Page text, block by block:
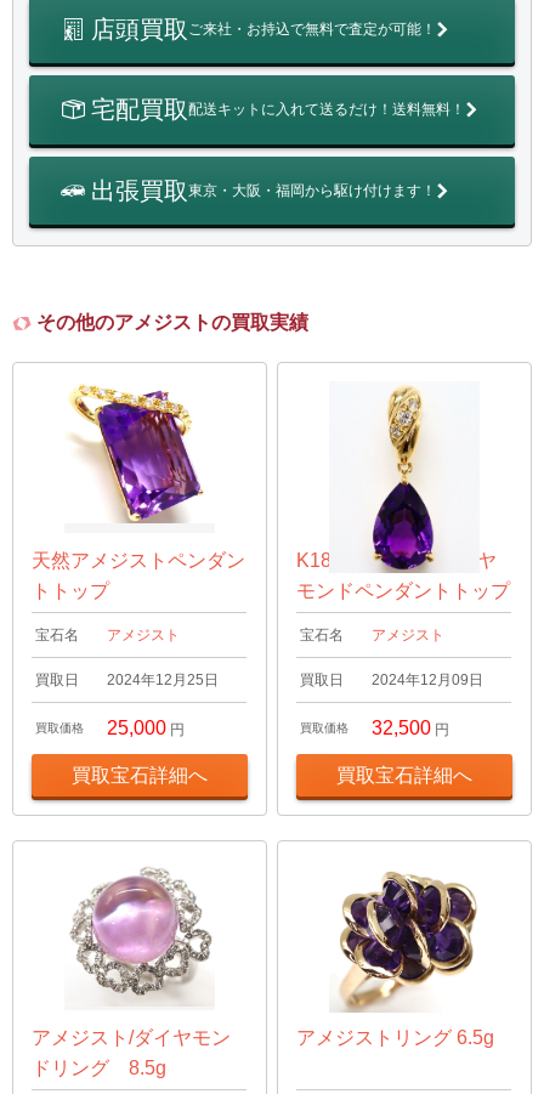
店頭買取 ご来社・お持込で無料で査定が可能！
宅配買取配送キットに入れて送るだけ！送料無料！
出張買取東京・大阪・福岡から駆け付けます！
その他のアメジストの買取実績
天然アメジストペンダン
トトップ
宝石名 アメジスト
買取日 2024年12月25日
買取価格 25,000 円
買取宝石詳細へ
K18 アメジスト/ダイヤ
モンドペンダントトップ
宝石名 アメジスト
買取日 2024年12月09日
買取価格 32,500 円
買取宝石詳細へ
アメジスト/ダイヤモン
ドリング 8.5g
アメジストリング 6.5g